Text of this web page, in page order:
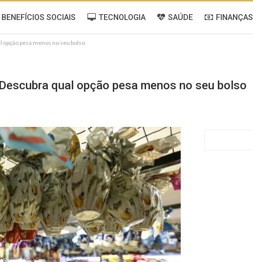
BENEFÍCIOS SOCIAIS TECNOLOGIA SAÚDE FINANÇAS
opção pesa menos no seu bolso
qual opção pesa menos no seu bolso